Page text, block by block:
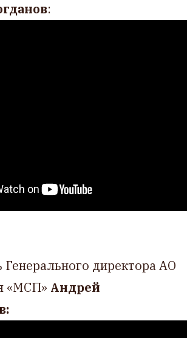
:
Генерального директора АО
«МСП» Андрей